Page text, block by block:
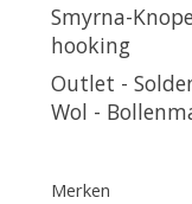
Smyrna-
hooking
Outlet -
Wol -
Merken